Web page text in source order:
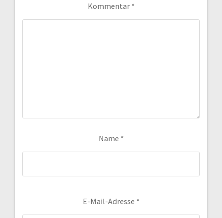
Kommentar *
Name *
E-Mail-Adresse *